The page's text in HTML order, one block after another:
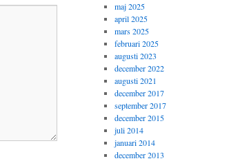
maj 2025
april 2025
mars 2025
februari 2025
augusti 2023
december 2022
augusti 2021
december 2017
september 2017
december 2015
juli 2014
januari 2014
december 2013